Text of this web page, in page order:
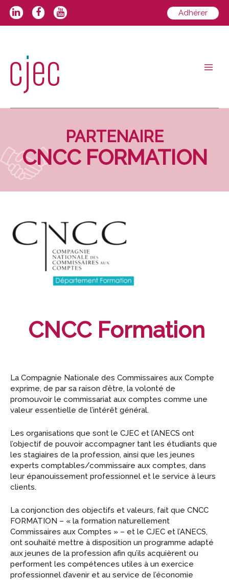
Aller
Adhérer
PARTENAIRE
CNCC FORMATION
CNCC Formation
La Compagnie Nationale des Commissaires aux Compte
exprime, de par sa raison d’être, la volonté de
promouvoir le commissariat aux comptes comme une
valeur essentielle de l’intérêt général.
Les organisations que sont le CJEC et l’ANECS ont
l’objectif de pouvoir accompagner tant les étudiants que
les stagiaires de la profession, ainsi que les jeunes
experts comptables/commissaire aux comptes, dans
leur épanouissement professionnel et le service à leurs
clients.
La conjonction des objectifs et valeurs, fait que CNCC
FORMATION – « la formation naturellement
Commissaires aux Comptes » – et le CJEC et l’ANECS,
ont souhaité mettre à disposition un programme adapté
aux jeunes de la profession afin qu’ils acquièrent ou
performent les compétences utiles à un exercice
professionnel d’avenir et au service de l’économie